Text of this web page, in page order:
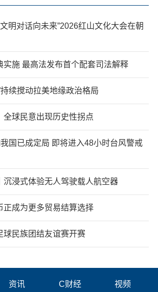
明对话向未来”2026红山文化大会在朝
实施 最高法发布首个配套司法解释
持续搅动拉美地缘政治格局
全球民意出现历史性拐点
我国已成定局 即将进入48小时台风警戒
沉浸式体验无人驾驶载人航空器
正成为更多贸易结算选择
球民族团结友谊赛开赛
资讯 C财经 视频